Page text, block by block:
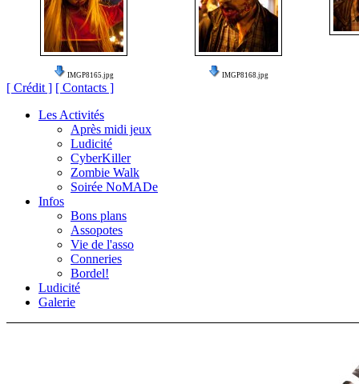
IMGP8165.jpg IMGP8168.jpg
[ Crédit ] [ Contacts ]
Les Activités
Après midi jeux
Ludicité
CyberKiller
Zombie Walk
Soirée NoMADe
Infos
Bons plans
Assopotes
Vie de l'asso
Conneries
Bordel!
Ludicité
Galerie